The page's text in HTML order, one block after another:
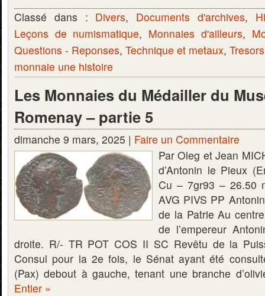
Classé dans : Divers, Documents d'archives,
Leçons de numismatique, Monnaies d'ailleurs,
Questions - Reponses, Technique et metaux,
monnaie une histoire
Les Monnaies du Médailler du
Romenay – partie 5
dimanche 9 mars, 2025 | Faire un Commentaire
Par Oleg et Jean
d’Antonin le Pieux
Cu – 7gr93 – 26.50
AVG PIVS PP
de la Patrie Au
de l’empereur
droite. R/- TR POT COS II SC Revêtu de la
Consul pour la 2e fois, le Sénat ayant été
(Pax) debout à gauche, tenant une branche
Entier »